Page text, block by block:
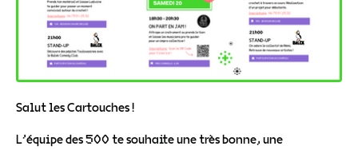
Salut les Cartouches !
L’équipe des 500 te souhaite une très bonne, une